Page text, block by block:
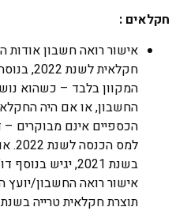
חקלאים :
אישור רואה חשבון אודות
חקלאית
המקוון בלבד – כשהוא
החשבון, או אם היה
הכספיים אינם מבוקרים
למס
אישור רואה החשבון/
תוצרת חקלאית טרייה בשנת 2023.